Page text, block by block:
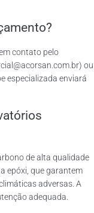
contato pelo
ou
especializada enviará
de alta qualidade
epóxi, que garantem
adversas. A
adequada.